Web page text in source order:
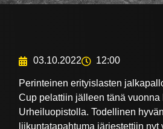
03.10.2022 12:00
Perinteinen erityislasten
Cup pelattiin jälleen tänä vuonna
Urheiluopistolla. Todellinen
liikuntatapahtuma järjestettiin nyt